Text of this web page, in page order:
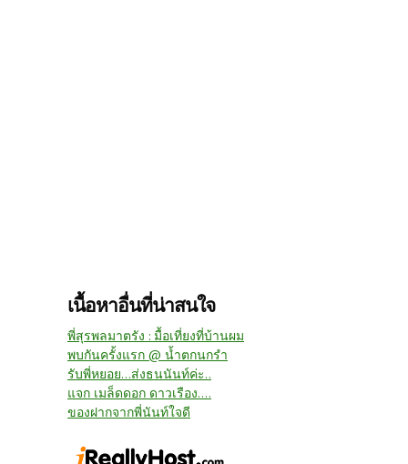
เนื้อหาอื่นที่น่าสนใจ
พี่สุรพลมาตรัง : มื้อเที่ยงที่บ้านผม
พบกันครั้งแรก @ น้ำตกนกรำ
รับพี่หยอย...ส่งธนนันท์ค่ะ..
แจก เมล็ดดอก ดาวเรือง....
ของฝากจากพี่นันท์ใจดี